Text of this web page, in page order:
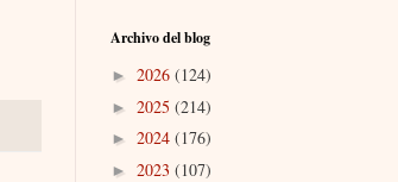
Archivo del blog
► 2026 (124)
► 2025 (214)
► 2024 (176)
► 2023 (107)